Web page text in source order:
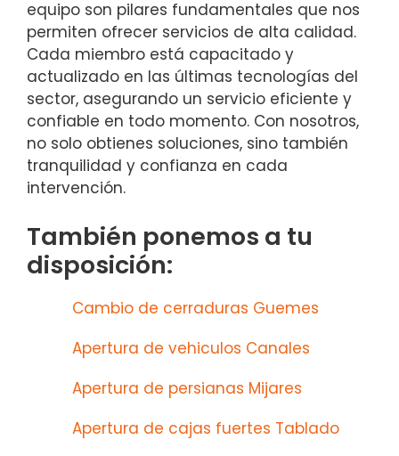
equipo son pilares fundamentales que nos
permiten ofrecer servicios de alta calidad.
Cada miembro está capacitado y
actualizado en las últimas tecnologías del
sector, asegurando un servicio eficiente y
confiable en todo momento. Con nosotros,
no solo obtienes soluciones, sino también
tranquilidad y confianza en cada
intervención.
También ponemos a tu
disposición:
Cambio de cerraduras Guemes
Apertura de vehiculos Canales
Apertura de persianas Mijares
Apertura de cajas fuertes Tablado